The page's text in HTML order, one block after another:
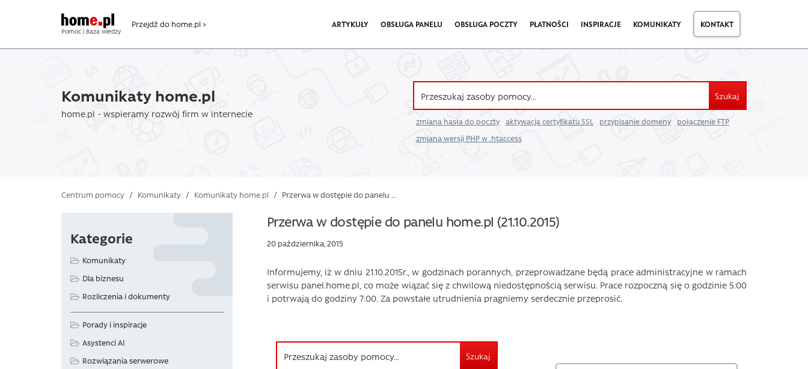
Pomoc i Baza wiedzy
Przejdź do home.pl > ARTYKUŁY OBSŁUGA PANELU OBSŁUGA POCZTY PŁATNOŚCI INSPIRACJE KOMUNIKATY KONTAKT
Komunikaty home.pl
home.pl - wspieramy rozwój firm w internecie
Szukaj
zmiana hasła do poczty aktywacja certyfikatu SSL przypisanie domeny
połączenie FTP
zmiana wersji PHP w .htaccess
Centrum pomocy / Komunikaty / Komunikaty home.pl / Przerwa w dostępie do panelu ...
Kategorie
Komunikaty
Dla biznesu
Rozliczenia i dokumenty
Porady i inspiracje
Asystenci AI
Rozwiązania serwerowe
Przerwa w dostępie do panelu home.pl (21.10.2015)
20 października, 2015
Informujemy, iż w dniu 21.10.2015r., w godzinach porannych, przeprowadzane będą prace administracyjne w ramach
serwisu panel.home.pl, co może wiązać się z chwilową niedostępnością serwisu. Prace rozpoczną się o godzinie 5:00
i potrwają do godziny 7:00. Za powstałe utrudnienia pragniemy serdecznie przeprosić.
Szukaj